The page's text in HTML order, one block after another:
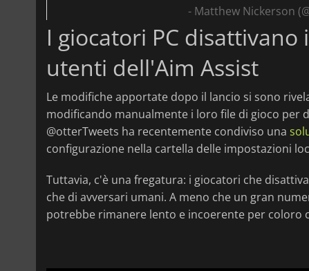
- Matthew Nickerson
I giocatori PC
utenti dell'Aim Assist
Le modifiche apportate dopo il lancio si sono
modificando manualmente i loro file di gioco per
@otterTweets ha recentemente condiviso una
configurazione nella cartella delle impostazioni
Tuttavia, c'è una fregatura: i giocatori che
che di avversari umani. A meno che un gran
potrebbe rimanere lento e incoerente per coloro